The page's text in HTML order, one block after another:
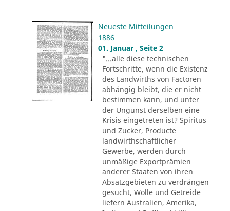
Neueste Mitteilungen
1886
01. Januar , Seite 2
"...alle diese technischen
Fortschritte, wenn die Existenz
des Landwirths von Factoren
abhängig bleibt, die er nicht
bestimmen kann, und unter
der Ungunst derselben eine
Krisis eingetreten ist? Spiritus
und Zucker, Producte
landwirthschaftlicher
Gewerbe, werden durch
unmäßige Exportprämien
anderer Staaten von ihren
Absatzgebieten zu verdrängen
gesucht, Wolle und Getreide
liefern Australien, Amerika,